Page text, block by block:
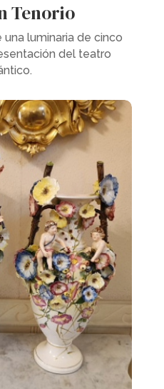
Tenorio
luminaria de cinco
del teatro